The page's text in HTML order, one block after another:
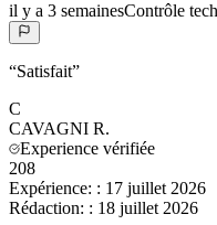
il y a 3 semainesContrôle
“Satisfait”
C
CAVAGNI R.
Experience vérifiée
208
Expérience: : 17 juillet 2026
Rédaction: : 18 juillet 2026